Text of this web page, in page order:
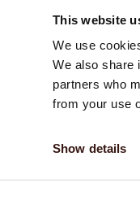
This website
We use
We also share
partners who
from your use
Show details